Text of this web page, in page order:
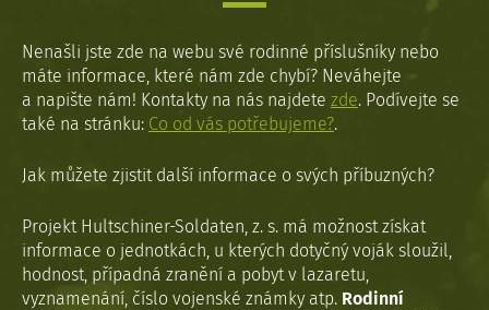
Nenašli jste zde na webu své rodinné příslušníky nebo
máte informace, které nám zde chybí? Neváhejte
a napište nám! Kontakty na nás najdete zde. Podívejte se
také na stránku: Co od vás potřebujeme?.
Jak můžete zjistit další informace o svých příbuzných?
Projekt Hultschiner-Soldaten, z. s. má možnost získat
informace o jednotkách, u kterých dotyčný voják sloužil,
hodnost, případná zranění a pobyt v lazaretu,
vyznamenání, číslo vojenské známky atp. Rodinní